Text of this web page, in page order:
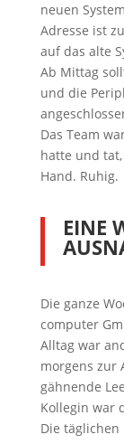
neuen
Adresse ist
auf das alte
Ab Mittag
und die
Das Team
hatte und
Hand. Ruhig.
EINE
Die ganze
computer
Alltag war
morgens zur
gähnende
Kollegin war
Die